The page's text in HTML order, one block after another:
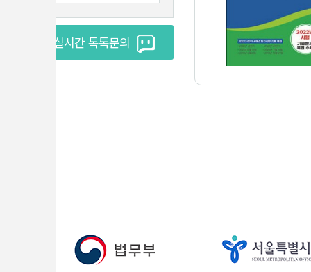
실시간 톡톡문의